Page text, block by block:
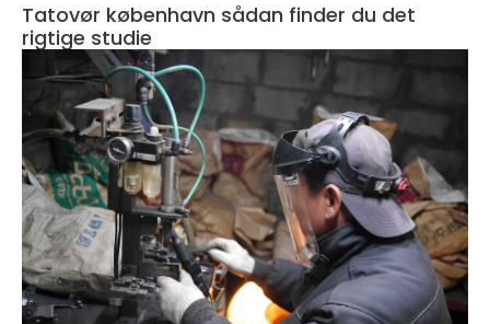
Tatovør københavn sådan finder du det
rigtige studie